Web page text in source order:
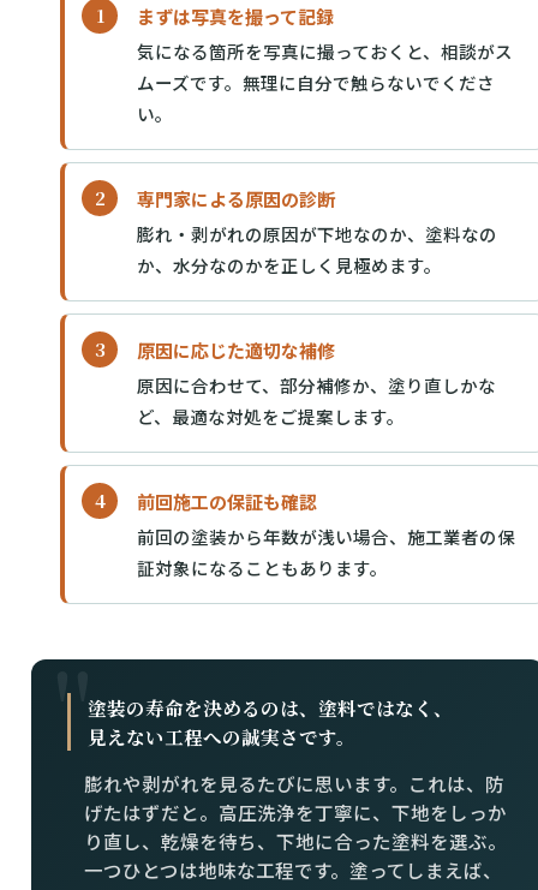
まずは写真を撮って記録
気になる箇所を写真に撮っておくと、相談がス
ムーズです。無理に自分で触らないでくださ
い。
専門家による原因の診断
膨れ・剥がれの原因が下地なのか、塗料なの
か、水分なのかを正しく見極めます。
原因に応じた適切な補修
原因に合わせて、部分補修か、塗り直しかな
ど、最適な対処をご提案します。
前回施工の保証も確認
前回の塗装から年数が浅い場合、施工業者の保
証対象になることもあります。
塗装の寿命を決めるのは、塗料ではなく、
見えない工程への誠実さです。
膨れや剥がれを見るたびに思います。これは、防
げたはずだと。高圧洗浄を丁寧に、下地をしっか
り直し、乾燥を待ち、下地に合った塗料を選ぶ。
一つひとつは地味な工程です。塗ってしまえば、